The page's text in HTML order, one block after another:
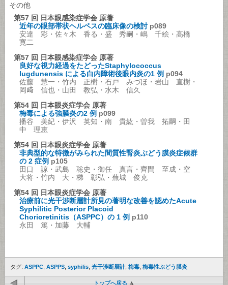
その他
第57 回 日本眼感染症学会 原著
近年の眼部帯状ヘルペスの臨床像の検討 p089
安達 彩・佐々木 香る・盛 秀嗣・嶋 千絵・髙橋
寛二
第57 回 日本眼感染症学会 原著
良好な視力経過をたどったStaphylococcus
lugdunensis による白内障術後眼内炎の1 例 p094
佐藤 慧一・竹内 正樹・石戸 みづほ・岩山 直樹・
岡﨑 信也・山田 教弘・水木 信久
第54 回 日本眼炎症学会 原著
梅毒による強膜炎の2 例 p099
播谷 美紀・伊沢 英知・南 貴紘・曽我 拓嗣・田
中 理恵
第54 回 日本眼炎症学会 原著
非典型的な特徴がみられた間質性腎炎ぶどう膜炎症候群
の 2 症例 p105
田口 諒・武島 聡史・御任 真言・齊間 至成・空
大将・竹内 大・梯 彰弘・蕪城 俊克
第54 回 日本眼炎症学会 原著
治療前に光干渉断層計所見の著明な改善を認めたAcute
Syphilitic Posterior Placoid
Chorioretinitis（ASPPC）の 1 例 p110
永田 篤・加藤 大輔
タグ: ASPPC ASPPS syphilis 光干渉断層計 梅毒 梅毒性ぶどう膜炎
トップへ戻る